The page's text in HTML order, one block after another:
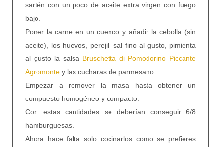
sartén con un poco de aceite extra virgen con fuego
bajo.
Poner la carne en un cuenco y añadir la cebolla (sin
aceite), los huevos, perejil, sal fino al gusto, pimienta
al gusto la salsa Bruschetta di Pomodorino Piccante
Agromonte y las cucharas de parmesano.
Empezar a remover la masa hasta obtener un
compuesto homogéneo y compacto.
Con estas cantidades se deberían conseguir 6/8
hamburguesas.
Ahora hace falta solo cocinarlos como se prefieres